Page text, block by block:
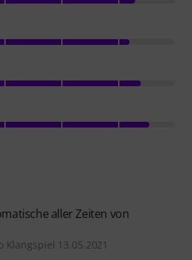
aller Zeiten von
Klangspiel 13.05.2021